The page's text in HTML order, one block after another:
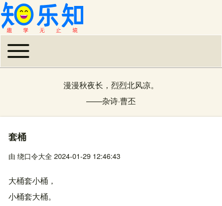
主导航
Toggle main menu
漫漫秋夜长，烈烈北风凉。
——杂诗·曹丕
套桶
由 绕口令大全2024-01-29 12:46:43
大桶套小桶，
小桶套大桶。